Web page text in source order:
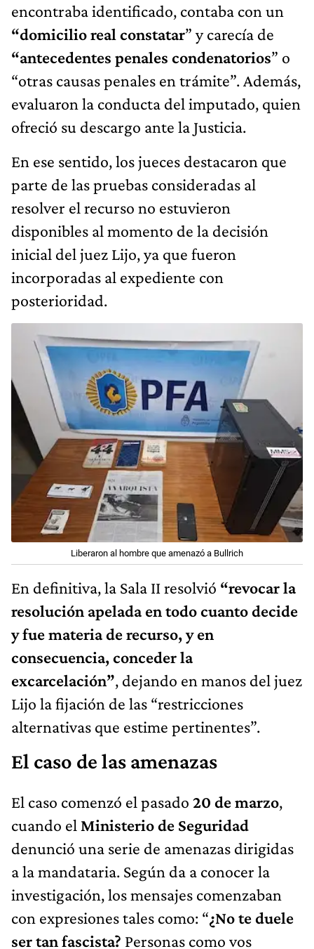
encontraba identificado, contaba con un
“domicilio real constatar” y carecía de
“antecedentes penales condenatorios” o
“otras causas penales en trámite”. Además,
evaluaron la conducta del imputado, quien
ofreció su descargo ante la Justicia.
En ese sentido, los jueces destacaron que
parte de las pruebas consideradas al
resolver el recurso no estuvieron
disponibles al momento de la decisión
inicial del juez Lijo, ya que fueron
incorporadas al expediente con
posterioridad.
Liberaron al hombre que amenazó a Bullrich
En definitiva, la Sala II resolvió “revocar la
resolución apelada en todo cuanto decide
y fue materia de recurso, y en
consecuencia, conceder la
excarcelación”, dejando en manos del juez
Lijo la fijación de las “restricciones
alternativas que estime pertinentes”.
El caso de las amenazas
El caso comenzó el pasado 20 de marzo,
cuando el Ministerio de Seguridad
denunció una serie de amenazas dirigidas
a la mandataria. Según da a conocer la
investigación, los mensajes comenzaban
con expresiones tales como: “¿No te duele
ser tan fascista? Personas como vos